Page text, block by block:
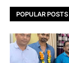
POPULAR POSTS